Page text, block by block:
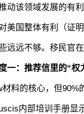
该领域发展的有利
国整体有利‌（证明
远不够。移民官在
一：推荐信里的“权
的核心，但90%的
内部培训手册显示